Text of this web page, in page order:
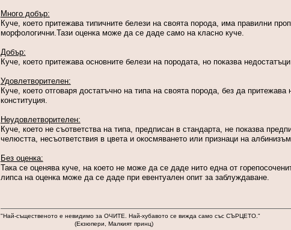
Много добър:
Куче, което притежава типичните белези на своята порода, има правилни
морфологични.Тази оценка може да се даде само на класно куче.
Добър:
Куче, което притежава основните белези на породата, но показва
Удовлетворителен:
Куче, което отговаря достатъчно на типа на своята порода, без да
конституция.
Неудовлетворителен:
Куче, което не съответства на типа, предписан в стандарта, не показва
челюстта, несъответствия в цвета и окосмяването или признаци на
Без оценка:
Така се оценява куче, на което не може да се даде нито една от
липса на оценка може да се даде при евентуален опит за заблуждаване.
"Най-същественото е невидимо за ОЧИТЕ. Най-хубавото се вижда само със СЪРЦЕТО."
(Екзюпери, Малкият принц)